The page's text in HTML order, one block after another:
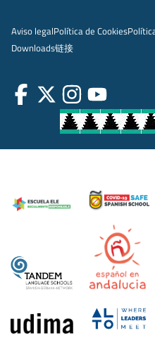
Aviso legalPolítica de Cookies
Downloads链接